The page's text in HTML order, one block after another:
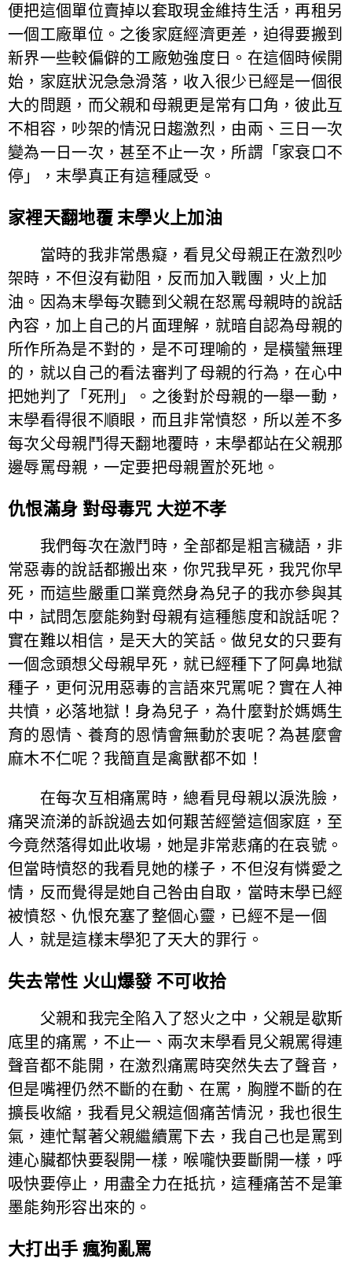
便把這個單位賣掉以套取現金維持生活，再租另
一個工廠單位。之後家庭經濟更差，迫得要搬到
新界一些較偏僻的工廠勉強度日。在這個時候開
始，家庭狀況急急滑落，收入很少已經是一個很
大的問題，而父親和母親更是常有口角，彼此互
不相容，吵架的情況日趨激烈，由兩、三日一次
變為一日一次，甚至不止一次，所謂「家衰口不
停」，末學真正有這種感受。
家裡天翻地覆 末學火上加油
當時的我非常愚癡，看見父母親正在激烈吵
架時，不但沒有勸阻，反而加入戰團，火上加
油。因為末學每次聽到父親在怒罵母親時的說話
內容，加上自己的片面理解，就暗自認為母親的
所作所為是不對的，是不可理喻的，是橫蠻無理
的，就以自己的看法審判了母親的行為，在心中
把她判了「死刑」。之後對於母親的一舉一動，
末學看得很不順眼，而且非常憤怒，所以差不多
每次父母親鬥得天翻地覆時，末學都站在父親那
邊辱罵母親，一定要把母親置於死地。
仇恨滿身 對母毒咒 大逆不孝
我們每次在激鬥時，全部都是粗言穢語，非
常惡毒的說話都搬出來，你咒我早死，我咒你早
死，而這些嚴重口業竟然身為兒子的我亦參與其
中，試問怎麼能夠對母親有這種態度和說話呢？
實在難以相信，是天大的笑話。做兒女的只要有
一個念頭想父母親早死，就已經種下了阿鼻地獄
種子，更何況用惡毒的言語來咒罵呢？實在人神
共憤，必落地獄！身為兒子，為什麼對於媽媽生
育的恩情、養育的恩情會無動於衷呢？為甚麼會
麻木不仁呢？我簡直是禽獸都不如！
在每次互相痛罵時，總看見母親以淚洗臉，
痛哭流涕的訴說過去如何艱苦經營這個家庭，至
今竟然落得如此收場，她是非常悲痛的在哀號。
但當時憤怒的我看見她的樣子，不但沒有憐愛之
情，反而覺得是她自己咎由自取，當時末學已經
被憤怒、仇恨充塞了整個心靈，已經不是一個
人，就是這樣末學犯了天大的罪行。
失去常性 火山爆發 不可收拾
父親和我完全陷入了怒火之中，父親是歇斯
底里的痛罵，不止一、兩次末學看見父親罵得連
聲音都不能開，在激烈痛罵時突然失去了聲音，
但是嘴裡仍然不斷的在動、在罵，胸膛不斷的在
擴長收縮，我看見父親這個痛苦情況，我也很生
氣，連忙幫著父親繼續罵下去，我自己也是罵到
連心臟都快要裂開一樣，喉嚨快要斷開一樣，呼
吸快要停止，用盡全力在抵抗，這種痛苦不是筆
墨能夠形容出來的。
大打出手 瘋狗亂罵